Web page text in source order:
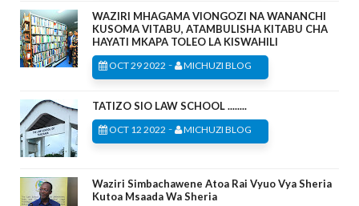
WAZIRI MHAGAMA VIONGOZI NA WANANCHI
KUSOMA VITABU, ATAMBULISHA KITABU CHA
HAYATI MKAPA TOLEO LA KISWAHILI
OCT 29 2022 - MICHUZI BLOG
TATIZO SIO LAW SCHOOL ........
OCT 12 2022 - MICHUZI BLOG
Waziri Simbachawene Atoa Rai Vyuo Vya Sheria
Kutoa Msaada Wa Sheria